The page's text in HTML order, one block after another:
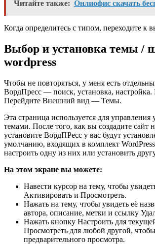
Читайте также: Онлиофис скачать
Когда определитесь с типом, переходите к
Выбор и установка темы /
wordpress
Чтобы не повторяться, у меня есть
ВордПресс — поиск, установка, настройка.
Перейдите Внешний вид — Темы.
Эта страница используется для
темами. После того, как вы создадите сайт
установите ВордПРесс у вас будут
умолчанию, входящих в комплект
настроить одну из них или установить
На этом экране вы можете:
Навести курсор на тему, чтобы
Активировать и Просмотреть.
Нажать на тему, чтобы увидеть её
автора, описание, метки и ссылку
Нажать кнопку Настроить для
Просмотреть для любой другой,
предварительного просмотра.